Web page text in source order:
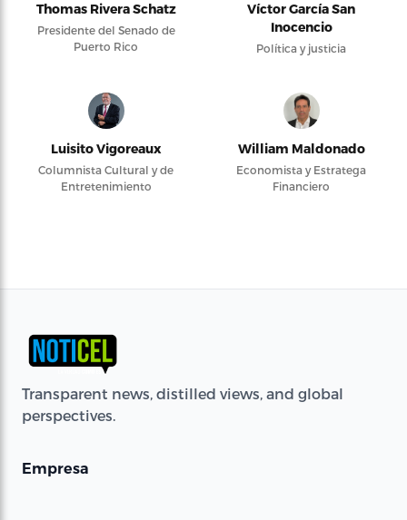
Thomas Rivera Schatz
Presidente del Senado de
Puerto Rico
Víctor García San
Inocencio
Política y justicia
Luisito Vigoreaux
Columnista Cultural y de
Entretenimiento
William Maldonado
Economista y Estratega
Financiero
Transparent news, distilled views, and global
perspectives.
Empresa